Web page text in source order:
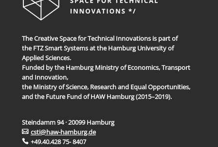
The Creative Space for Technical Innovations is part of
the FTZ Smart Systems at the Hamburg University of
Applied Sciences.
Funded by the Hamburg Ministry of Economics, Transport
and Innovation,
the Ministry of Science, Research and Equal Opportunities,
and the Future Fund of HAW Hamburg (2015–2019).
Steindamm 94 · 20099 Hamburg
csti@haw-hamburg.de
+49.40.428 75- 8407